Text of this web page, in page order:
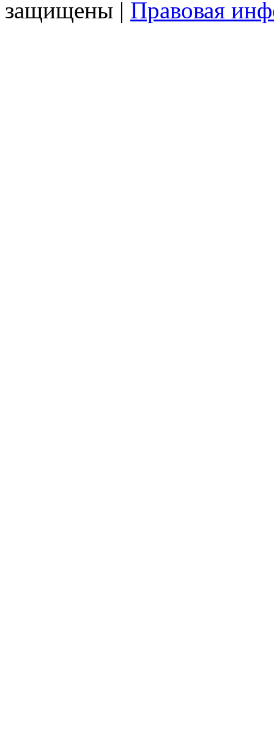
защищены | Правовая